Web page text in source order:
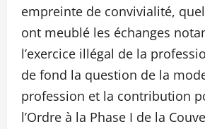
empreinte de convivialité,
ont meublé les échanges
l’exercice illégal de la
de fond la question de la
profession et la contribution
l’Ordre à la Phase I de la